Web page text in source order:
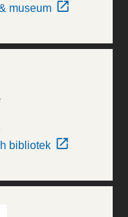
museum
bibliotek